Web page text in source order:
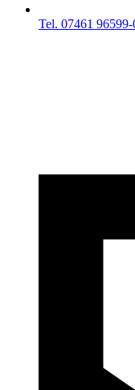
Tel. 07461 96599-